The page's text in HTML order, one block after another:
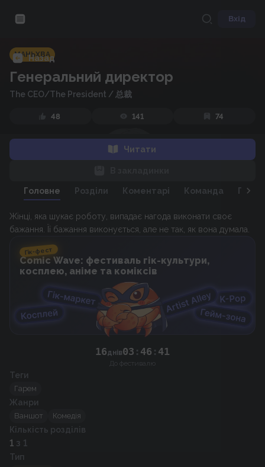
Вхід
Назад
МАНЬХВА
Генеральний директор
The CEO/The President / 总裁
48 141 74
Читати
Головне Розділи Коментарі Команда
Жінці, яка шукає роботу, випадає нагода виконати своє
бажання. Її бажання виконується, але не так, як вона думала.
Гік-фест
Comic Wave: фестиваль гік-культури,
косплею, аніме та коміксів
16днів03 : 46 : 40
До фестивалю
Теги
Гарем
Жанри
Ваншот Комедія
Кількість розділів
1 з 1
Тип